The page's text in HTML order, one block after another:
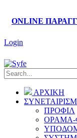
ONLINE
Login
ΑΡΧΙΚΗ
ΠΡΟΦΙΛ
ΟΡΑΜΑ-